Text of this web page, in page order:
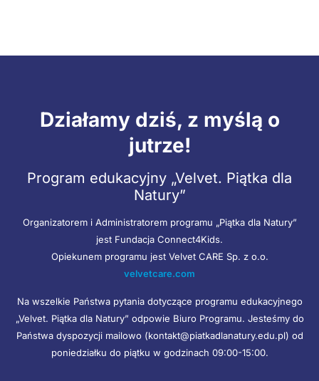
Działamy dziś, z myślą o
jutrze!
Program edukacyjny „Velvet. Piątka dla
Natury”
Organizatorem i Administratorem programu „Piątka dla Natury”
jest Fundacja Connect4Kids.
Opiekunem programu jest Velvet CARE Sp. z o.o.
velvetcare.com
Na wszelkie Państwa pytania dotyczące programu edukacyjnego
„Velvet. Piątka dla Natury” odpowie Biuro Programu. Jesteśmy do
Państwa dyspozycji mailowo (kontakt@piatkadlanatury.edu.pl) od
poniedziałku do piątku w godzinach 09:00-15:00.